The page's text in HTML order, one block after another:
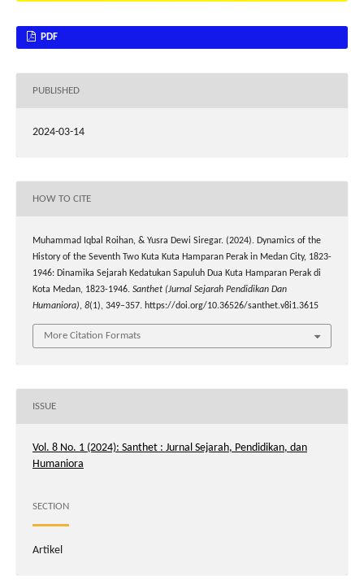
PDF
PUBLISHED
2024-03-14
HOW TO CITE
Muhammad Iqbal Roihan, & Yusra Dewi Siregar. (2024). Dynamics of the
History of the Seventh Two Kuta Kuta Hamparan Perak in Medan City, 1823-
1946: Dinamika Sejarah Kedatukan Sapuluh Dua Kuta Hamparan Perak di
Kota Medan, 1823-1946. Santhet (Jurnal Sejarah Pendidikan Dan
Humaniora), 8(1), 349–357. https://doi.org/10.36526/santhet.v8i1.3615
More Citation Formats
ISSUE
Vol. 8 No. 1 (2024): Santhet : Jurnal Sejarah, Pendidikan, dan
Humaniora
SECTION
Artikel